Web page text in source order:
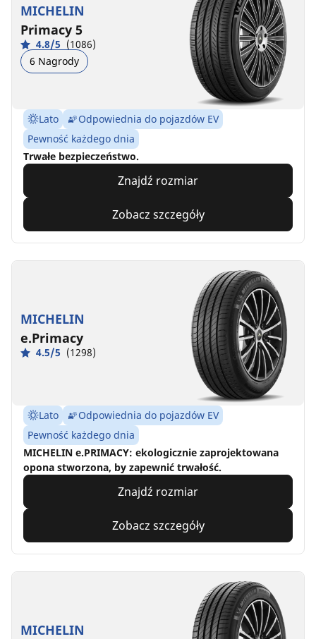
MICHELIN
Primacy 5
4.8/5 (1086)
6 Nagrody
Lato
Odpowiednia do pojazdów EV
Pewność każdego dnia
Trwałe bezpieczeństwo.
Znajdź rozmiar
Zobacz szczegóły
MICHELIN
e.Primacy
4.5/5 (1298)
Lato
Odpowiednia do pojazdów EV
Pewność każdego dnia
MICHELIN e.PRIMACY: ekologicznie zaprojektowana
opona stworzona, by zapewnić trwałość.
Znajdź rozmiar
Zobacz szczegóły
MICHELIN